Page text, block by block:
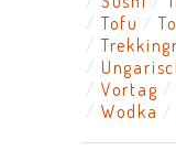
Tofu
Vortag
Wodka